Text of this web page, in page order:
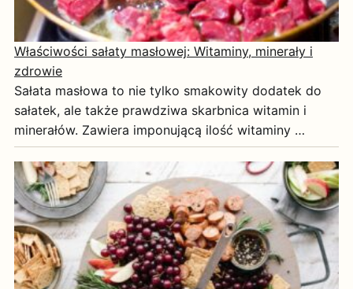
Właściwości sałaty masłowej: Witaminy, minerały i
zdrowie
Sałata masłowa to nie tylko smakowity dodatek do
sałatek, ale także prawdziwa skarbnica witamin i
minerałów. Zawiera imponującą ilość witaminy …